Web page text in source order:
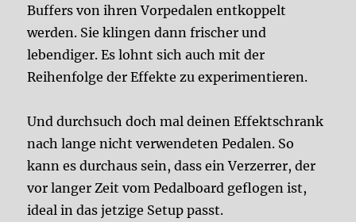
Buffers von ihren Vorpedalen entkoppelt
werden. Sie klingen dann frischer und
lebendiger. Es lohnt sich auch mit der
Reihenfolge der Effekte zu experimentieren.
Und durchsuch doch mal deinen Effektschrank
nach lange nicht verwendeten Pedalen. So
kann es durchaus sein, dass ein Verzerrer, der
vor langer Zeit vom Pedalboard geflogen ist,
ideal in das jetzige Setup passt.